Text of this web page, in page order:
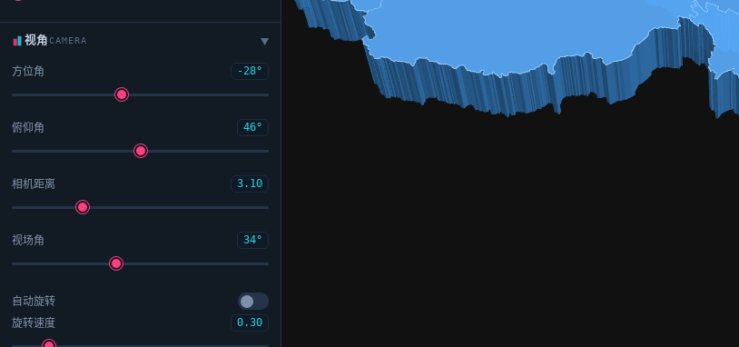
视角CAMERA ▶
方位角 -28°
俯仰角 46°
相机距离 3.10
视场角 34°
自动旋转
旋转速度
0.30